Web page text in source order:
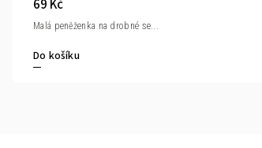
69 Kč
Do košíku
Malá peněženka na drobné se...